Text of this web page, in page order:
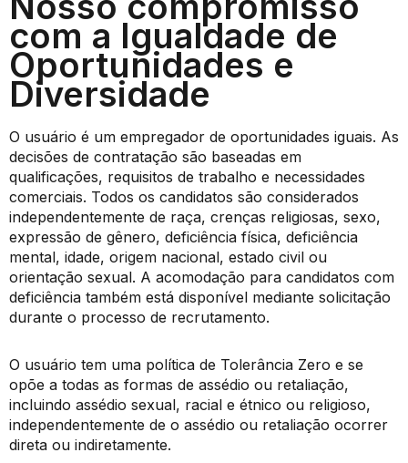
com a Igualdade de
Oportunidades e
Diversidade
O usuário é um empregador de oportunidades iguais. As
decisões de contratação são baseadas em
qualificações, requisitos de trabalho e necessidades
comerciais. Todos os candidatos são considerados
independentemente de raça, crenças religiosas, sexo,
expressão de gênero, deficiência física, deficiência
mental, idade, origem nacional, estado civil ou
orientação sexual. A acomodação para candidatos com
deficiência também está disponível mediante solicitação
durante o processo de recrutamento.
O usuário tem uma política de Tolerância Zero e se
opõe a todas as formas de assédio ou retaliação,
incluindo assédio sexual, racial e étnico ou religioso,
independentemente de o assédio ou retaliação ocorrer
direta ou indiretamente.